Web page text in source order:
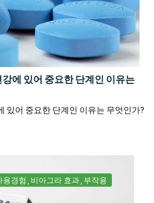
에 있어 중요한 단계인 이유는
있어 중요한 단계인 이유는 무엇인가?
용경험 비아그라 효과 부작용